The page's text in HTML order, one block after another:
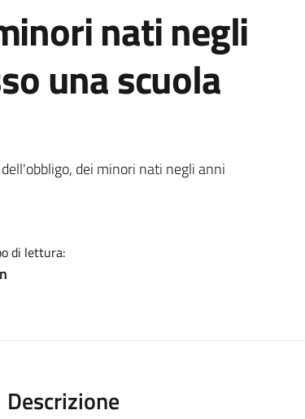
nati negli
una scuola
dei minori nati negli anni
di lettura:
Descrizione